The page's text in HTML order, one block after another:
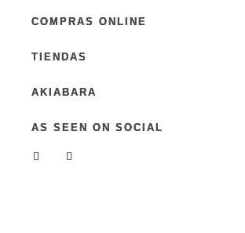
COMPRAS ONLINE
TIENDAS
AKIABARA
AS SEEN ON SOCIAL